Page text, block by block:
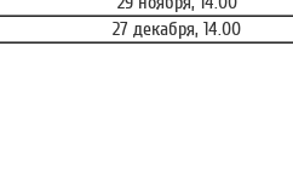
27 декабря, 14.00